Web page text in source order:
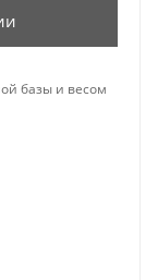
базы и весом